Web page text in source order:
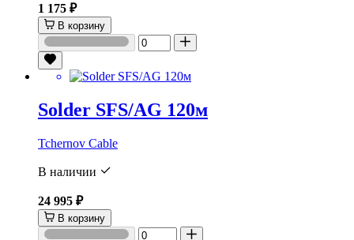
1 175 ₽
В корзину
Solder SFS/AG 120м
Tchernov Cable
В наличии
24 995 ₽
В корзину